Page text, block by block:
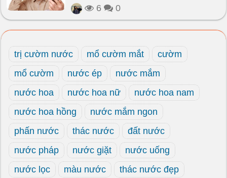
6
0
trị cườm nước mổ cườm mắt
cườm
mổ cườm
nước ép
nước mắm
nước hoa
nước hoa nữ
nước hoa nam
nước hoa hồng
nước mắm ngon
phấn nước
thác nước
đất nước
nước pháp
nước giặt
nước uống
nước lọc
màu nước
thác nước đẹp